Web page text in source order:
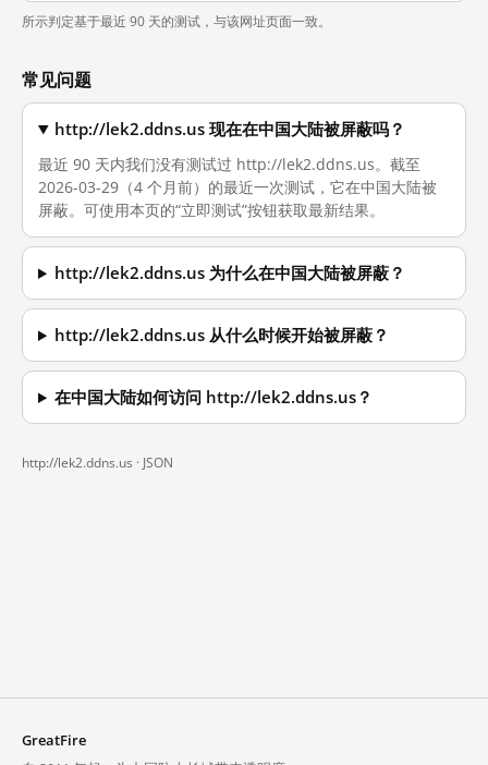
所示判定基于最近 90 天的测试，与该网址页面一致。
常见问题
http://lek2.ddns.us 现在在中国大陆被屏蔽吗？
最近 90 天内我们没有测试过 http://lek2.ddns.us。截至
2026-03-29（4 个月前）的最近一次测试，它在中国大陆被
屏蔽。可使用本页的“立即测试”按钮获取最新结果。
http://lek2.ddns.us 为什么在中国大陆被屏蔽？
http://lek2.ddns.us 从什么时候开始被屏蔽？
在中国大陆如何访问 http://lek2.ddns.us？
http://lek2.ddns.us · JSON
GreatFire